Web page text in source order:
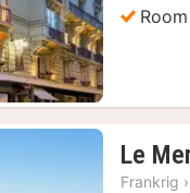
Le
Frankrig ›